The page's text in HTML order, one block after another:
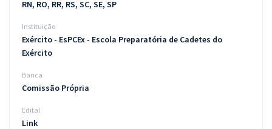
RN, RO, RR, RS, SC, SE, SP
Instituição
Exército - EsPCEx - Escola Preparatória de Cadetes do
Exército
Banca
Comissão Própria
Edital
Link